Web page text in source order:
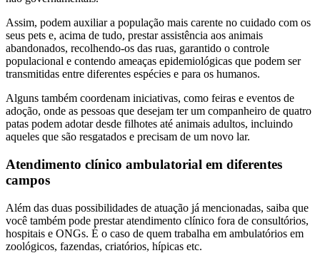
Assim, podem auxiliar a população mais carente no cuidado com os
seus pets e, acima de tudo, prestar assistência aos animais
abandonados, recolhendo-os das ruas, garantido o controle
populacional e contendo ameaças epidemiológicas que podem ser
transmitidas entre diferentes espécies e para os humanos.
Alguns também coordenam iniciativas, como feiras e eventos de
adoção, onde as pessoas que desejam ter um companheiro de quatro
patas podem adotar desde filhotes até animais adultos, incluindo
aqueles que são resgatados e precisam de um novo lar.
Atendimento clínico ambulatorial em diferentes
campos
Além das duas possibilidades de atuação já mencionadas, saiba que
você também pode prestar atendimento clínico fora de consultórios,
hospitais e ONGs. É o caso de quem trabalha em ambulatórios em
zoológicos, fazendas, criatórios, hípicas etc.